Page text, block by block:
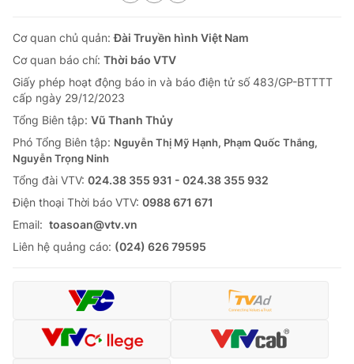
Cơ quan chủ quản:Đài Truyền hình Việt Nam
Cơ quan báo chí: Thời báo VTV
Giấy phép hoạt động báo in và báo điện tử số 483/GP-BTTTT
cấp ngày 29/12/2023
Tổng Biên tập: Vũ Thanh Thủy
Phó Tổng Biên tập: Nguyễn Thị Mỹ Hạnh, Phạm Quốc Thắng,
Nguyễn Trọng Ninh
Tổng đài VTV: 024.38 355 931 - 024.38 355 932
Ðiện thoại Thời báo VTV: 0988 671 671
Email: toasoan@vtv.vn
Liên hệ quảng cáo: (024) 626 79595